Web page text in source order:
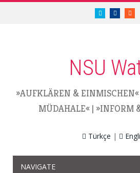
twitter.com/ RSS
NSU
»AUFKLÄREN & EINMISCHEN«
MÜDAHALE« | »INFORM
Türkçe |
NAVIGATE